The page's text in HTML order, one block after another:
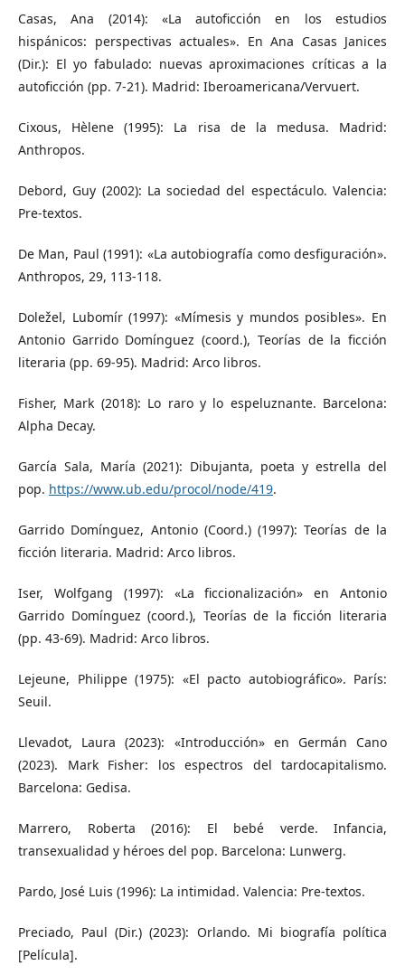
Casas, Ana (2014): «La autoficción en los estudios
hispánicos: perspectivas actuales». En Ana Casas Janices
(Dir.): El yo fabulado: nuevas aproximaciones críticas a la
autoficción (pp. 7-21). Madrid: Iberoamericana/Vervuert.
Cixous, Hèlene (1995): La risa de la medusa. Madrid:
Anthropos.
Debord, Guy (2002): La sociedad del espectáculo. Valencia:
Pre-textos.
De Man, Paul (1991): «La autobiografía como desfiguración».
Anthropos, 29, 113-118.
Doležel, Lubomír (1997): «Mímesis y mundos posibles». En
Antonio Garrido Domínguez (coord.), Teorías de la ficción
literaria (pp. 69-95). Madrid: Arco libros.
Fisher, Mark (2018): Lo raro y lo espeluznante. Barcelona:
Alpha Decay.
García Sala, María (2021): Dibujanta, poeta y estrella del
pop. https://www.ub.edu/procol/node/419.
Garrido Domínguez, Antonio (Coord.) (1997): Teorías de la
ficción literaria. Madrid: Arco libros.
Iser, Wolfgang (1997): «La ficcionalización» en Antonio
Garrido Domínguez (coord.), Teorías de la ficción literaria
(pp. 43-69). Madrid: Arco libros.
Lejeune, Philippe (1975): «El pacto autobiográfico». París:
Seuil.
Llevadot, Laura (2023): «Introducción» en Germán Cano
(2023). Mark Fisher: los espectros del tardocapitalismo.
Barcelona: Gedisa.
Marrero, Roberta (2016): El bebé verde. Infancia,
transexualidad y héroes del pop. Barcelona: Lunwerg.
Pardo, José Luis (1996): La intimidad. Valencia: Pre-textos.
Preciado, Paul (Dir.) (2023): Orlando. Mi biografía política
[Película].